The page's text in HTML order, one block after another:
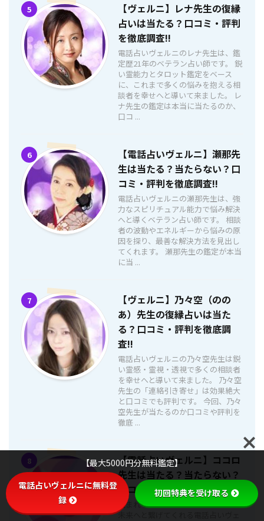
5
【ヴェルニ】レナ先生の復縁
占いは当たる？口コミ・評判
を徹底調査!!
電話占いヴェルニのレナ先生は、鑑
定歴21年のベテラン占い師です。 鋭
い霊能力とタロット鑑定をベース
に、これまで多くの悩みを抱える相
談者を幸せへと導いて来ました。 レ
ナ先生の鑑定は本当に当たるのか、
口コ ...
6
【電話占いヴェルニ】瀬那先
生は当たる？当たらない？口
コミ・評判を徹底調査!!
電話占いヴェルニの瀬那先生は、強
力なスピリチュアル能力で悩み解決
へと導くベテラン占い師です。 相談
者の波動やエネルギーから悩みの原
因を探り、最善な解決方法を見出し
てくれます。 瀬那先生の鑑定が本当
に当 ...
7
【ヴェルニ】乃々空（のの
あ）先生の復縁占いは当た
る？口コミ・評判を徹底調
査!!
電話占いヴェルニの乃々空先生は鋭
い霊感・霊視・透視で多くの相談者
を幸せへと導いて来ました。 乃々空
先生の「連絡引き寄せ」は効果絶大
と口コミでも評判です。 今回、乃々
空先生が当たるのか口コミや評判を
徹底 ...
8
【電話占いヴェルニ】ココロ
先生は当たる？当たらない？
口コミ・評判【徹底調査】
生まれつき持つ鋭い霊感で、明るい
未来へと繋げてくれる電話占いヴェ
【最大5000円分無料鑑定】
電話占いヴェルニに無料登
録
初回特典を受け取る